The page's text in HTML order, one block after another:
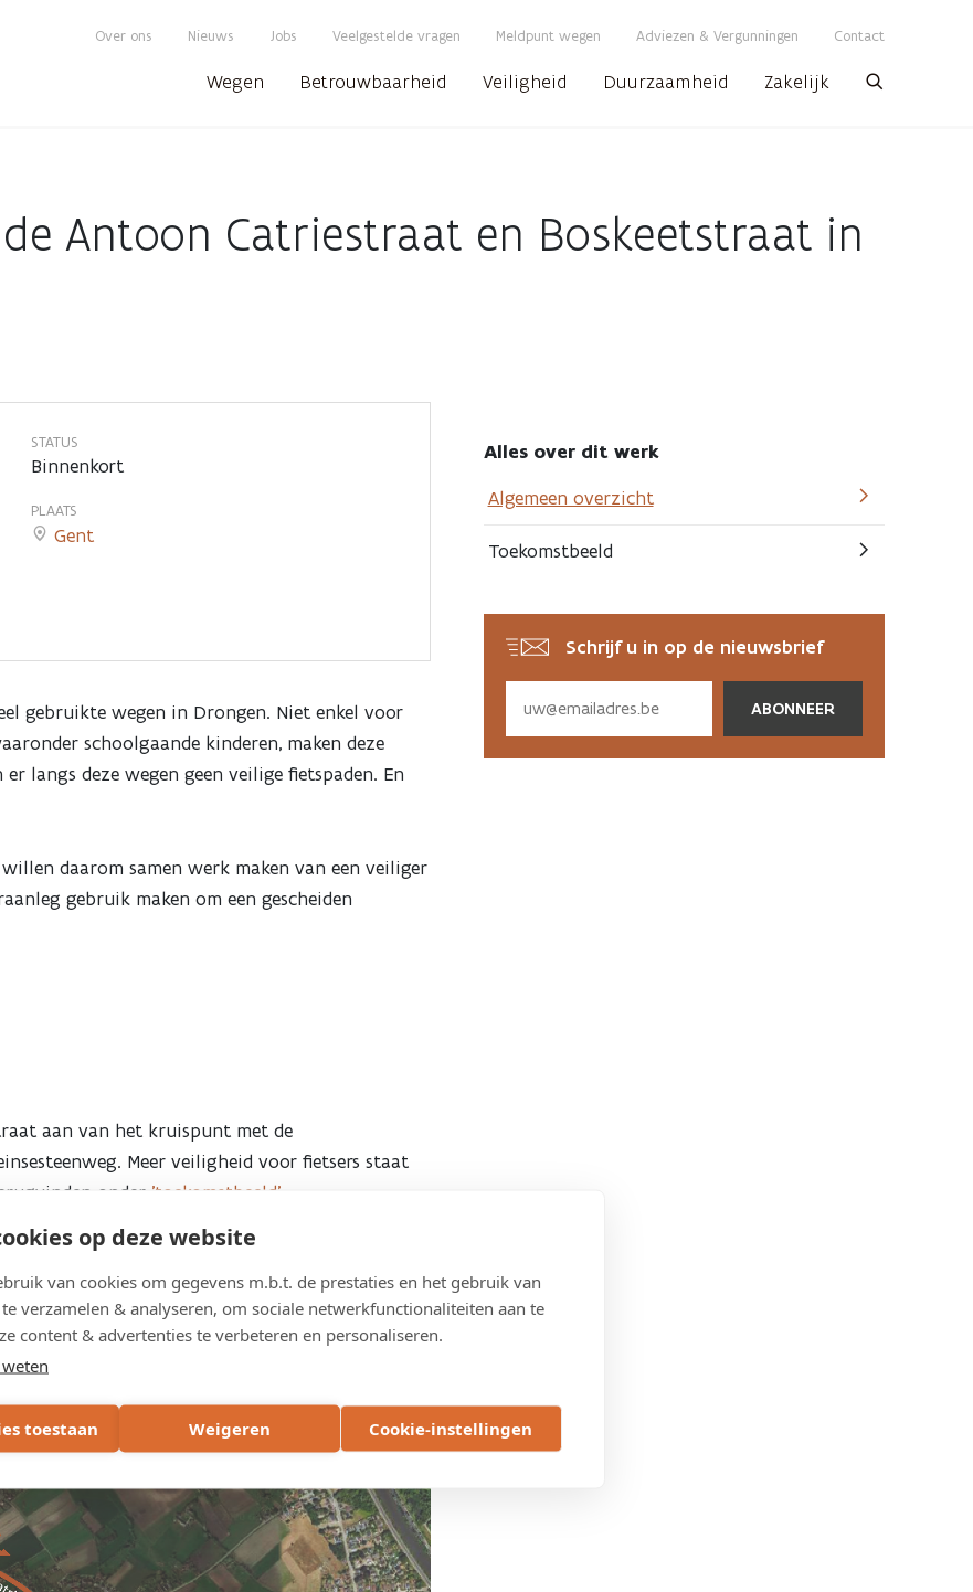
op deze website
van cookies om gegevens m.b.t. de prestaties en het gebruik van
verzamelen & analyseren, om sociale netwerkfunctionaliteiten aan te
content & advertenties te verbeteren en personaliseren.
toestaan Weigeren Cookie-instellingen
Over ons Nieuws Jobs Veelgestelde vragen Meldpunt wegen Adviezen & Vergunningen Contact
Wegen Betrouwbaarheid Veiligheid Duurzaamheid Zakelijk
Antoon Catriestraat en Boskeetstraat in
STATUS
Binnenkort
PLAATS
Gent
gebruikte wegen in Drongen. Niet enkel voor
schoolgaande kinderen, maken deze
langs deze wegen geen veilige fietspaden. En
daarom samen werk maken van een veiliger
gebruik maken om een gescheiden
aan van het kruispunt met de
Meer veiligheid voor fietsers staat
onder 'toekomstbeeld'.
Alles over dit werk
Algemeen overzicht
Toekomstbeeld
Schrijf u in op de nieuwsbrief
via
email